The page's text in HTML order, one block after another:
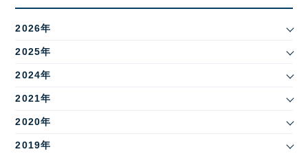
2026年
2025年
2024年
2021年
2020年
2019年